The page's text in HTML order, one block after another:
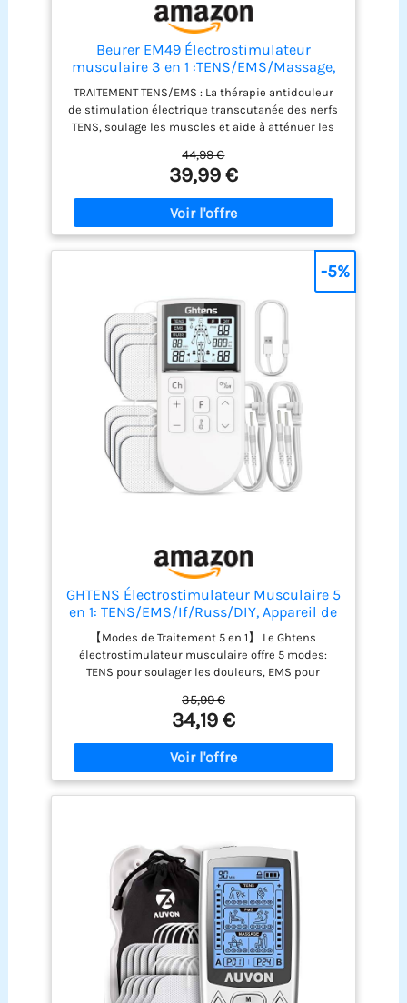
Beurer EM49 Électrostimulateur
musculaire 3 en 1 :TENS/EMS/Massage,
thérapie anti-douleur TENS, stimulation
électrique des muscles EMS, 4électrodes,
Noir réutilisables incluses, facile à
emporter
TRAITEMENT TENS/EMS : La thérapie antidouleur
de stimulation électrique transcutanée des nerfs
TENS, soulage les muscles et aide à atténuer les
idéale pour la régénération, la récupération et le
renforcement musculaire 64 APPLICATIONS
PROGRAMMÉES : Sélectionnez le programme qui
s'adapte à vos besoins. Pour maintenir une bonne
condition physique, détendre et revitaliser les
muscles et améliorer votre bien-être 6
individuellement pour mieux adapter la séance à
vos nécessités spécifiques 4 ÉLECTRODES
INCLUSES : La méthode non invasive envoie de
légères pulsations électriques à travers la peau
grâce aux électrodes de surface réutilisables
FACILE À EMPORTER : L’appareil est parfait pour la
maison mais aussi pour être emporté partout
avec vous. La taille compacte du EM 49 vous
permettra de l’utiliser où que vous soyez
44,99 €
39,99 €
GHTENS Électrostimulateur Musculaire 5
en 1: TENS/EMS/If/Russ/DIY, Appareil de
Stimulation Électrique Rechargeable, 80
Programmes, 2 Canaux, 8 Électrodes
(Blanc)
【Modes de Traitement 5 en 1】 Le Ghtens
électrostimulateur musculaire offre 5 modes:
TENS pour soulager les douleurs, EMS pour
muscles, IF pour les douleurs chroniques et DIY
pour un traitement personnalisé. Efficace contre
les douleurs du dos, menstruelles, tennis elbow,
canal carpien, arthrite, genoux, épaules, jambes
et pieds. Soulagement précis, durable et sans
médicament 【80 Programmes, 16 Niveaux
d’intensité. Équipé de canaux A/B, il permet de
stimuler deux parties du corps à des intensités
différentes, ou d’être utilisé par deux personnes
en même temps. La durée du traitement est
réglable de 15 à 60 minutes. Il émet de douces
impulsions pour stimuler les nerfs, soulager la
douleur et détendre efficacement les muscles
après l’effort ou pendant la récupération 【8
Électrodes TENS Améliorées】Nos électrodes
TENS sont fabriquées en polyuréthane de haute
35,99 €
34,19 €
-5%